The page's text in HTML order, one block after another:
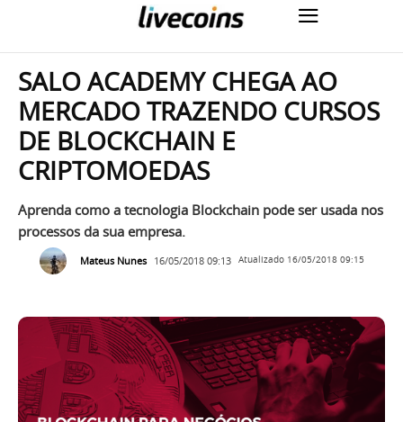
SALO ACADEMY CHEGA AO
MERCADO TRAZENDO CURSOS
DE BLOCKCHAIN E
CRIPTOMOEDAS
Aprenda como a tecnologia Blockchain pode ser usada nos
processos da sua empresa.
Mateus Nunes 16/05/2018 09:13 Atualizado 16/05/2018 09:15